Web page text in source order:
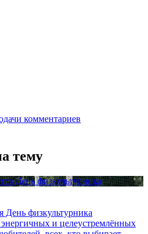
комментариев
тему
День физкультурника
и целеустремлённых